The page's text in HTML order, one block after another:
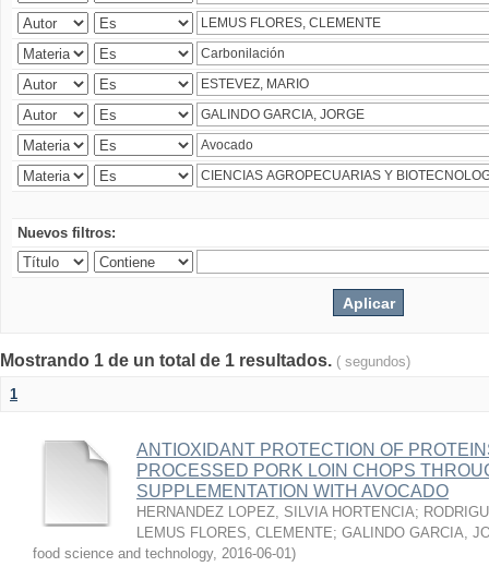
Nuevos filtros:
Mostrando 1 de un total de 1 resultados. ( segundos)
1
ANTIOXIDANT PROTECTION OF
PROCESSED PORK LOIN CHOPS
SUPPLEMENTATION WITH AVOCADO
HERNANDEZ LOPEZ, SILVIA HORTENCIA;
LEMUS FLORES, CLEMENTE; GALINDO GARCIA,
food science and technology, 2016-06-01)